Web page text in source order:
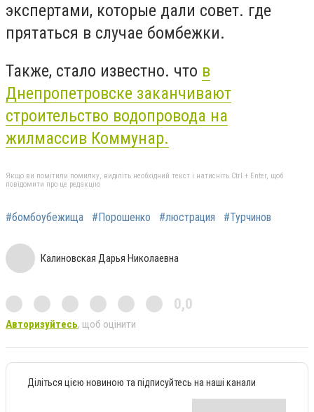
экспертами, которые дали совет. где
прятаться в случае бомбежки.
Также, стало известно. что в
Днепропетровске заканчивают
строительство водопровода на
жилмассив Коммунар.
Якщо ви помітили помилку, виділіть необхідний текст і натисніть Ctrl + Enter, щоб
повідомити про це редакцію
#бомбоубежища #Порошенко #люстрация #Турчинов
Калиновская Дарья Николаевна
0,0
Авторизуйтесь, щоб оцінити
Діліться цією новиною та підписуйтесь на наші канали